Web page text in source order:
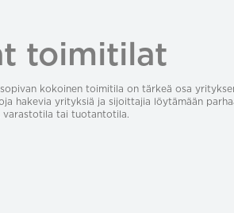
toimitilat
kokoinen toimitila on tärkeä osa
hakevia yrityksiä ja sijoittajia löytämään
varastotila tai tuotantotila.